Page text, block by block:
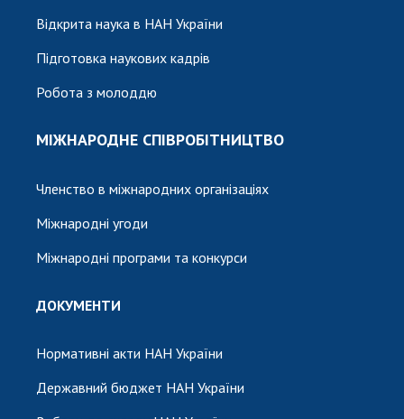
Відкрита наука в НАН України
Підготовка наукових кадрів
Робота з молоддю
МІЖНАРОДНЕ СПІВРОБІТНИЦТВО
Членство в міжнародних організаціях
Міжнародні угоди
Міжнародні програми та конкурси
ДОКУМЕНТИ
Нормативні акти НАН України
Державний бюджет НАН України